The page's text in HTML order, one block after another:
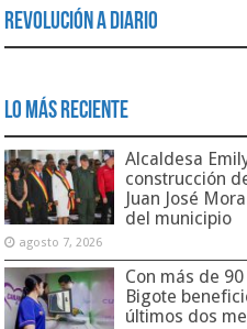
Revolución a Diario
Lo Más Reciente
Alcaldesa
construcción
Juan José
del municipio
agosto 7, 2026
Con más de
Bigote
últimos dos